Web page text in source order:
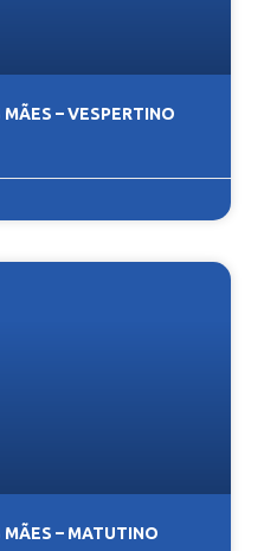
– VESPERTINO
– MATUTINO